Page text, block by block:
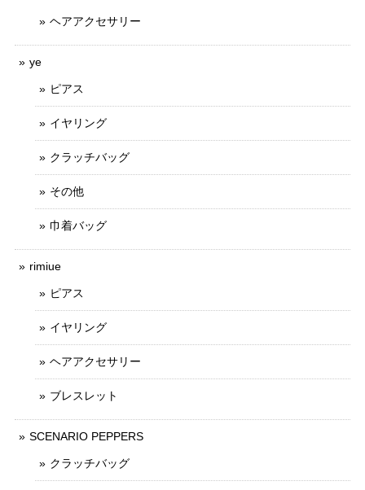
ヘアアクセサリー
ye
ピアス
イヤリング
クラッチバッグ
その他
巾着バッグ
rimiue
ピアス
イヤリング
ヘアアクセサリー
ブレスレット
SCENARIO PEPPERS
クラッチバッグ